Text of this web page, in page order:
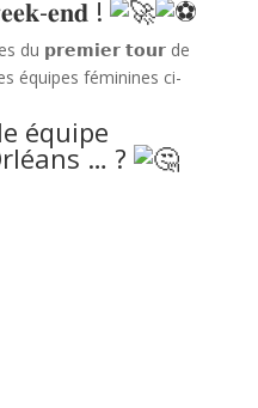
𝐞𝐧𝐝 !
du 𝗽𝗿𝗲𝗺𝗶𝗲𝗿 𝘁𝗼𝘂𝗿 de
équipes féminines ci-
équipe
… ?